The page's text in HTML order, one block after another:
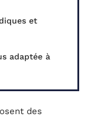
et
adaptée à
des